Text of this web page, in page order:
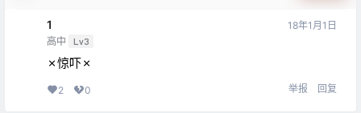
1
高中 Lv3
18年1月1日
✗惊吓✗
2 0 举报 回复